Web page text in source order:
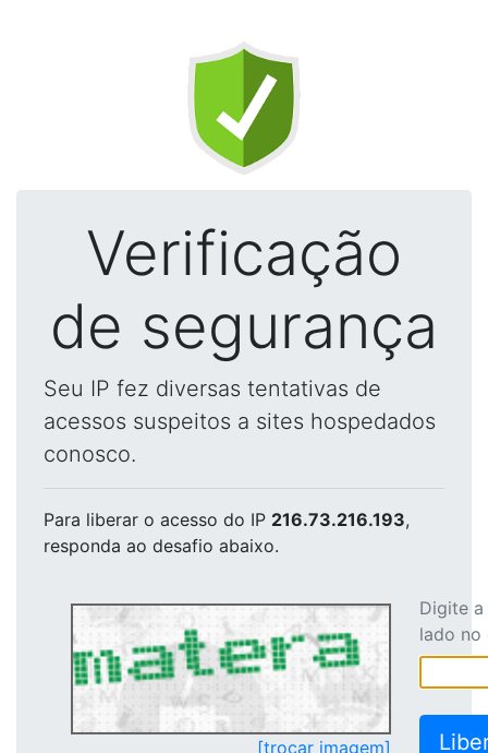
Verificação
de segurança
Seu IP fez diversas tentativas de
acessos suspeitos a sites hospedados
conosco.
Para liberar o acesso do IP 216.73.216.193,
responda ao desafio abaixo.
[trocar imagem]
Digite
lado no